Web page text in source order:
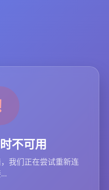
不可用
我们正在尝试重新连